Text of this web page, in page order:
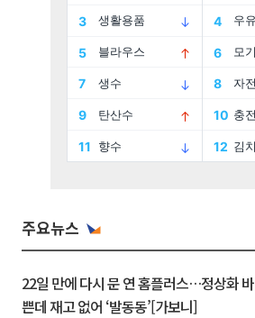
주요뉴스
22일 만에 다시 문 연 홈플러스…정상화 바
쁜데 재고 없어 ‘발동동’[가보니]